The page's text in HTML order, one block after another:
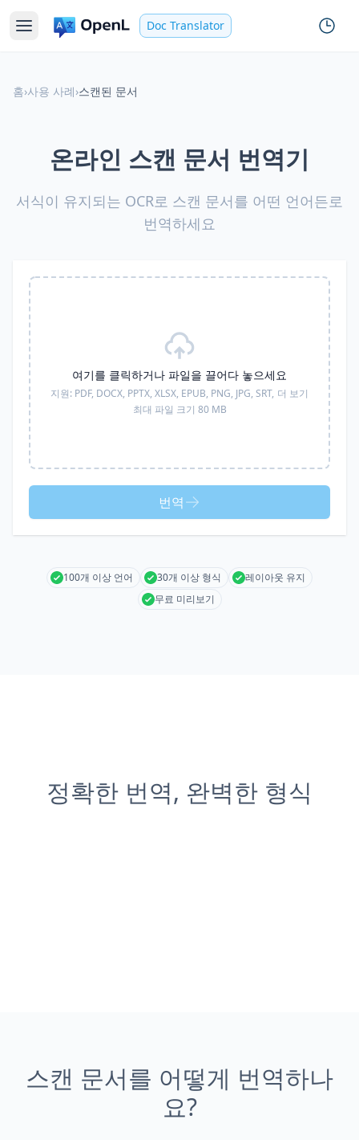
Doc Translator
홈›사용 사례›스캔된 문서
온라인 스캔 문서 번역기
서식이 유지되는 OCR로 스캔 문서를 어떤 언어든로
번역하세요
여기를 클릭하거나 파일을 끌어다 놓으세요
지원: PDF, DOCX, PPTX, XLSX, EPUB, PNG, JPG, SRT, 더 보기
최대 파일 크기 80 MB
번역
100개 이상 언어 30개 이상 형식
레이아웃 유지
무료 미리보기
정확한 번역, 완벽한 형식
스캔 문서를 어떻게 번역하나
요?